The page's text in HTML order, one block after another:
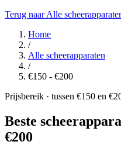
Terug naar Alle
Home
/
Alle scheerapparaten
/
€150 - €200
Prijsbereik · tussen €150 en
Beste
€200